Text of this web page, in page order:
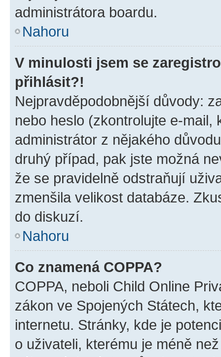
administrátora boardu.
Nahoru
V minulosti jsem se
přihlásit?!
Nejpravděpodobnější důvody:
nebo heslo (zkontrolujte e-
administrátor z nějakého
druhý případ, pak jste možná
že se pravidelně odstraňují
zmenšila velikost databáze.
do diskuzí.
Nahoru
Co znamená COPPA?
COPPA, neboli Child Online
zákon ve Spojených Státech,
internetu. Stránky, kde je
o uživateli, kterému je méně